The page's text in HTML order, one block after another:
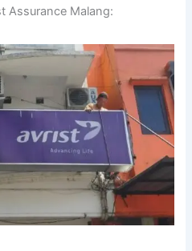
Assurance Malang: